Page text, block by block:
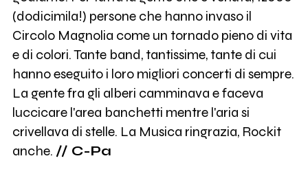
(dodicimila!) persone che hanno invaso il
Circolo Magnolia come un tornado pieno di vita
e di colori. Tante band, tantissime, tante di cui
hanno eseguito i loro migliori concerti di sempre.
La gente fra gli alberi camminava e faceva
luccicare l'area banchetti mentre l'aria si
crivellava di stelle. La Musica ringrazia, Rockit
anche. // C-Pa